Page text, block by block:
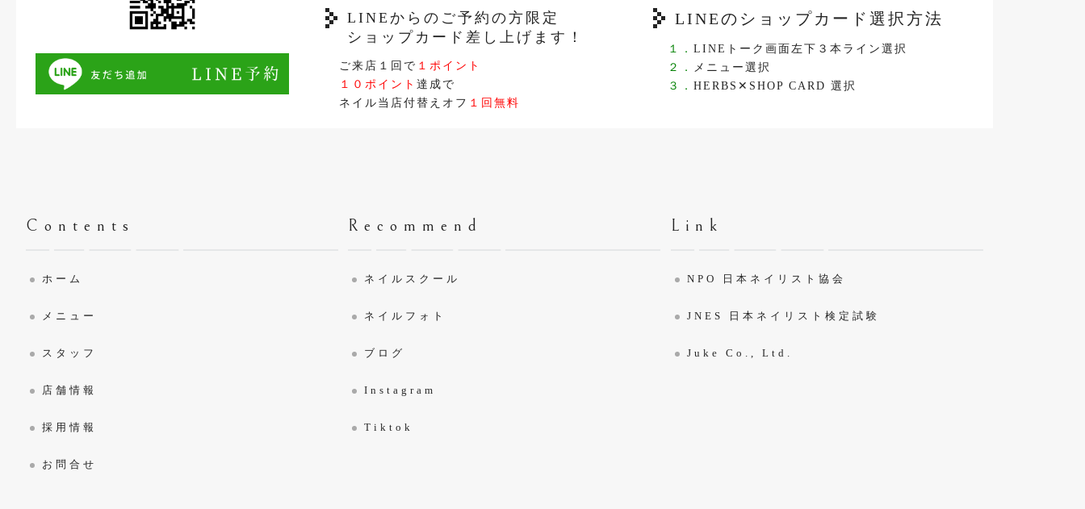
LINEからのご予約の方限定
ショップカード差し上げます！
ご来店１回で １ポイント
１０ポイント達成で
ネイル当店付替えオフ １回無料
LINEのショップカード選択方法
１． LINEトーク画面左下３本ライン選択
２．
メニュー選択
３． HERBS✕SHOP CARD 選択
Contents
ホーム
メニュー
スタッフ
店舗情報
採用情報
お問合せ
Recommend
ネイルスクール
ネイルフォト
ブログ
Instagram
Tiktok
Link
NPO 日本ネイリスト協会
JNES 日本ネイリスト検定試験
Juke Co., Ltd.